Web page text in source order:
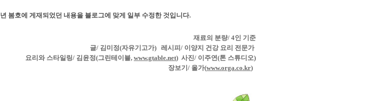
년 봄호에 게재되었던 내용을 블로그에 맞게 일부 수정한 것입니다.
재료의 분량/ 4인 기준
글/ 김미정(자유기고가) 레시피 / 이양지 건강 요리 전문가
요리와 스타일링/ 김윤정(그린테이블, www.gtable.net) 사진 / 이주연 (톤 스튜디오)
장보기 / 올가(www.orga.co.kr)